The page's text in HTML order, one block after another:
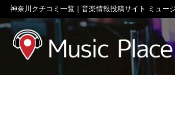
神奈川クチコミ一覧｜音楽情報投稿サイト ミュー